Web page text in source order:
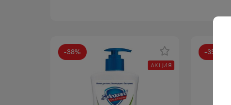
-38%
АКЦИЯ
-35